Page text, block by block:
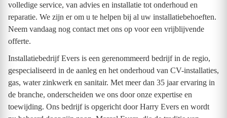
volledige service, van advies en installatie tot onderhoud en
reparatie. We zijn er om u te helpen bij al uw installatiebehoeften.
Neem vandaag nog contact met ons op voor een vrijblijvende
offerte.
Installatiebedrijf Evers is een gerenommeerd bedrijf in de regio,
gespecialiseerd in de aanleg en het onderhoud van CV-installaties,
gas, water zinkwerk en sanitair. Met meer dan 35 jaar ervaring in
de branche, onderscheiden we ons door onze expertise en
toewijding. Ons bedrijf is opgericht door Harry Evers en wordt